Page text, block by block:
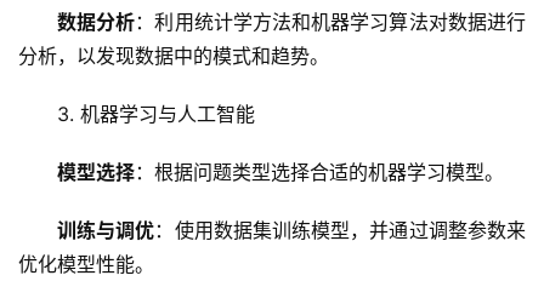
数据分析：利用统计学方法和机器学习算法对数据进行
分析，以发现数据中的模式和趋势。
3. 机器学习与人工智能
模型选择：根据问题类型选择合适的机器学习模型。
训练与调优：使用数据集训练模型，并通过调整参数来
优化模型性能。